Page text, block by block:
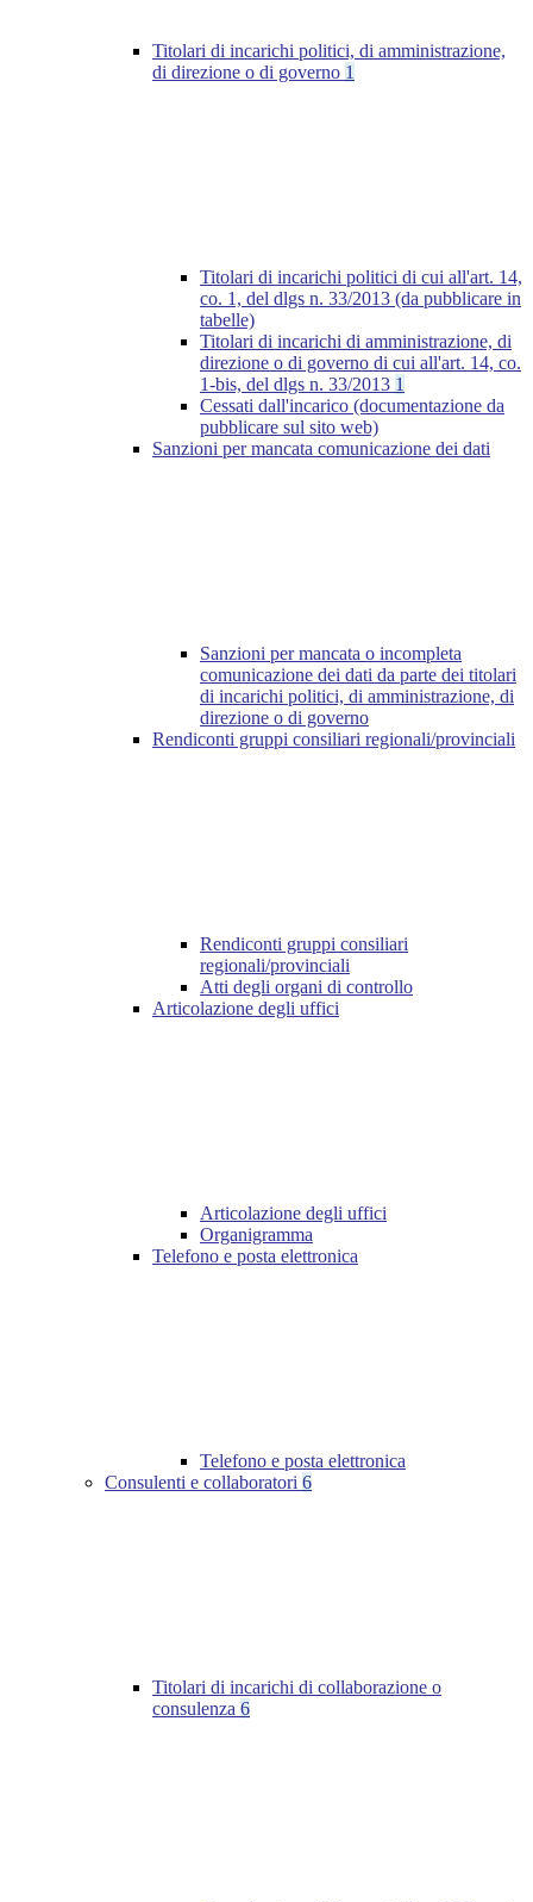
Titolari di incarichi politici, di amministrazione,
di direzione o di governo 1
Titolari di incarichi politici di cui all'art. 14,
co. 1, del dlgs n. 33/2013 (da pubblicare in
tabelle)
Titolari di incarichi di amministrazione, di
direzione o di governo di cui all'art. 14, co.
1-bis, del dlgs n. 33/2013 1
Cessati dall'incarico (documentazione da
pubblicare sul sito web)
Sanzioni per mancata comunicazione dei dati
Sanzioni per mancata o incompleta
comunicazione dei dati da parte dei titolari
di incarichi politici, di amministrazione, di
direzione o di governo
Rendiconti gruppi consiliari regionali/provinciali
Rendiconti gruppi consiliari
regionali/provinciali
Atti degli organi di controllo
Articolazione degli uffici
Articolazione degli uffici
Organigramma
Telefono e posta elettronica
Telefono e posta elettronica
Consulenti e collaboratori 6
Titolari di incarichi di collaborazione o
consulenza 6